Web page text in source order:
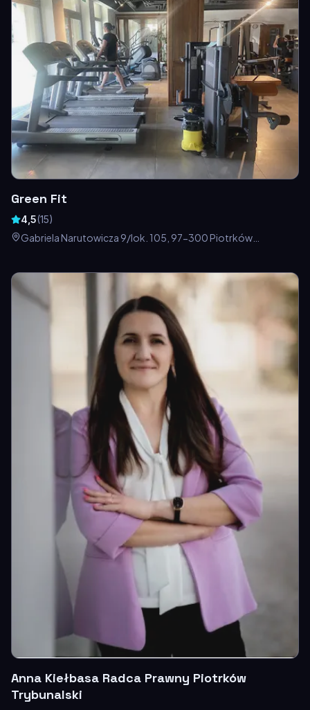
Green Fit
4,5(15)
Gabriela Narutowicza 9/lok. 105, 97-300 Piotrków
Anna Kiełbasa Radca Prawny Piotrków
Trybunalski